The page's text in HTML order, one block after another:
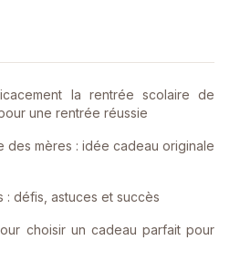
la rentrée scolaire de
une rentrée réussie
des mères : idée cadeau originale
: défis, astuces et succès
choisir un cadeau parfait pour